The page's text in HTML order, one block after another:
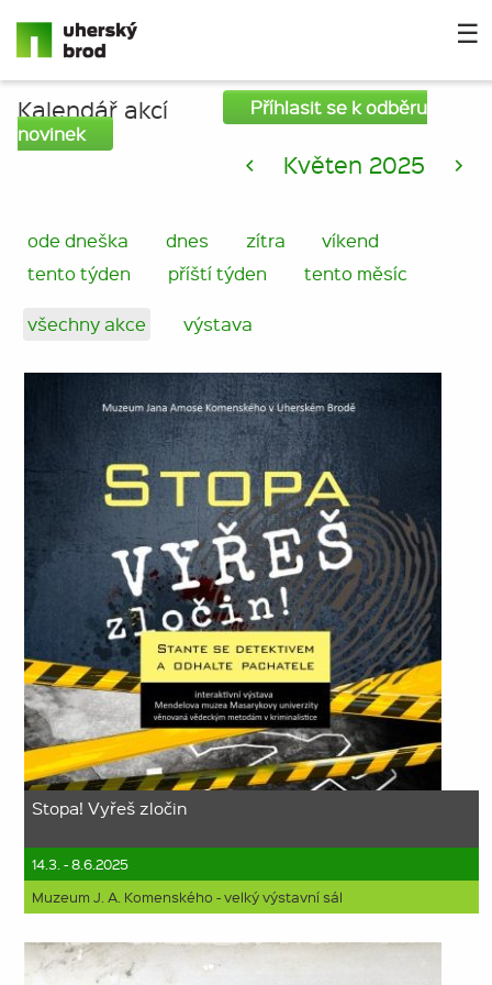
☰
Kalendář akcí
Příhlasit se k odběru
novinek
< Květen 2025 >
ode dneška dnes zítra
víkend
tento týden
příští týden tento měsíc
všechny akce výstava
Stopa! Vyřeš zločin
14.3. - 8.6.2025
Muzeum J. A. Komenského - velký výstavní sál